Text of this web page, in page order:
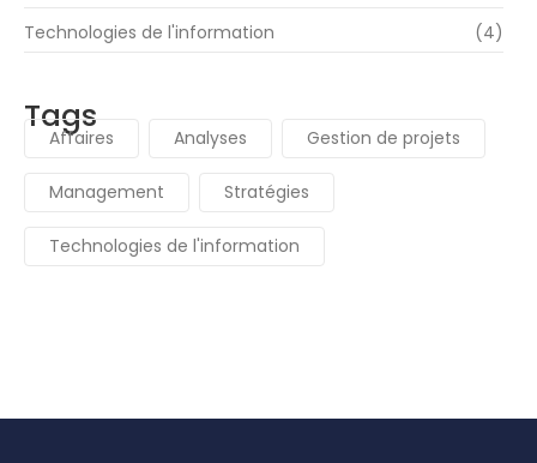
Technologies de l'information
(4)
Tags
Affaires Analyses Gestion de projets
Management Stratégies
Technologies de l'information